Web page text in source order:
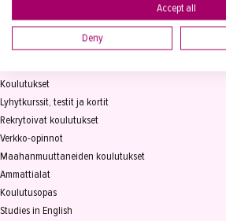
Koulutukset
Lyhytkurssit, testit ja kortit
Rekrytoivat koulutukset
Verkko-opinnot
Maahanmuuttaneiden koulutukset
Ammattialat
Koulutusopas
Studies in English
Accept all
Deny